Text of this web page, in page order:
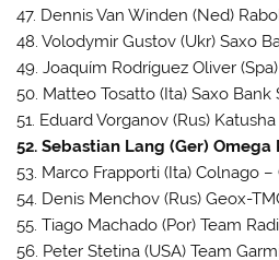
47. Dennis Van Winden (Ned)
48. Volodymir Gustov (Ukr) Saxo
49. Joaquím Rodríguez Oliver
50. Matteo Tosatto (Ita) Saxo Bank
51. Eduard Vorganov (Rus)
52. Sebastian Lang (Ger)
53. Marco Frapporti (Ita) Colnago –
54. Denis Menchov (Rus) Geox-
55. Tiago Machado (Por) Team
56. Peter Stetina (USA) Team